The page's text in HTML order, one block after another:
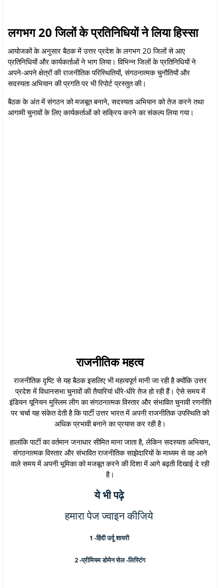
लगभग 20 जिलों के प्रतिनिधियों ने लिया हिस्सा
आयोजकों के अनुसार बैठक में उत्तर प्रदेश के लगभग 20 जिलों से आए
प्रतिनिधियों और कार्यकर्ताओं ने भाग लिया। विभिन्न जिलों के प्रतिनिधियों ने
अपने-अपने क्षेत्रों की राजनीतिक परिस्थितियों, संगठनात्मक चुनौतियों और
सदस्यता अभियान की प्रगति पर भी रिपोर्ट प्रस्तुत की।
बैठक के अंत में संगठन को मजबूत बनाने, सदस्यता अभियान को तेज करने तथा
आगामी चुनावों के लिए कार्यकर्ताओं को सक्रिय करने का संकल्प लिया गया।
राजनीतिक महत्व
राजनीतिक दृष्टि से यह बैठक इसलिए भी महत्वपूर्ण मानी जा रही है क्योंकि उत्तर
प्रदेश में विधानसभा चुनावों की तैयारियां धीरे-धीरे तेज हो रही हैं। ऐसे समय में
इंडियन यूनियन मुस्लिम लीग का संगठनात्मक विस्तार और संभावित चुनावी रणनीति
पर चर्चा यह संकेत देती है कि पार्टी उत्तर भारत में अपनी राजनीतिक उपस्थिति को
अधिक प्रभावी बनाने का प्रयास कर रही है।
हालांकि पार्टी का वर्तमान जनाधार सीमित माना जाता है, लेकिन सदस्यता अभियान,
संगठनात्मक विस्तार और संभावित राजनीतिक साझेदारियों के माध्यम से वह आने
वाले समय में अपनी भूमिका को मजबूत करने की दिशा में आगे बढ़ती दिखाई दे रही
है।
ये भी पढ़े
हमारा पेज ज्वाइन कीजिये
1 -हिंदी उर्दू शायरी
2 -प्रीमियम डोमेन सेल -लिस्टिंग